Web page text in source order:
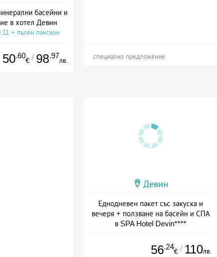
басейни и
в хотел Девин
+ пълен пансион
50.60
€ / 98.97
лв. специално предложение
Девин
Еднодневен пакет със закуска и
вечеря + ползване на басейн и СПА
в SPA Hotel Devin****
56.24
€ / 110лв.